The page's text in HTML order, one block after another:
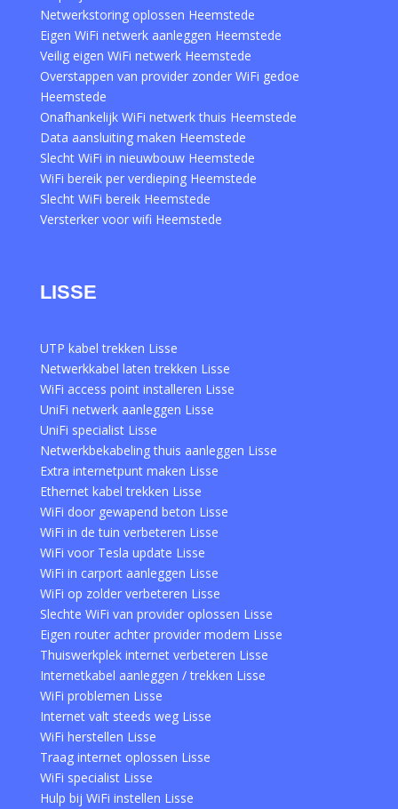
Netwerkstoring oplossen Heemstede
Eigen WiFi netwerk aanleggen Heemstede
Veilig eigen WiFi netwerk Heemstede
Overstappen van provider zonder WiFi gedoe
Heemstede
Onafhankelijk WiFi netwerk thuis Heemstede
Data aansluiting maken Heemstede
Slecht WiFi in nieuwbouw Heemstede
WiFi bereik per verdieping Heemstede
Slecht WiFi bereik Heemstede
Versterker voor wifi Heemstede
LISSE
UTP kabel trekken Lisse
Netwerkkabel laten trekken Lisse
WiFi access point installeren Lisse
UniFi netwerk aanleggen Lisse
UniFi specialist Lisse
Netwerkbekabeling thuis aanleggen Lisse
Extra internetpunt maken Lisse
Ethernet kabel trekken Lisse
WiFi door gewapend beton Lisse
WiFi in de tuin verbeteren Lisse
WiFi voor Tesla update Lisse
WiFi in carport aanleggen Lisse
WiFi op zolder verbeteren Lisse
Slechte WiFi van provider oplossen Lisse
Eigen router achter provider modem Lisse
Thuiswerkplek internet verbeteren Lisse
Internetkabel aanleggen / trekken Lisse
WiFi problemen Lisse
Internet valt steeds weg Lisse
WiFi herstellen Lisse
Traag internet oplossen Lisse
WiFi specialist Lisse
Hulp bij WiFi instellen Lisse